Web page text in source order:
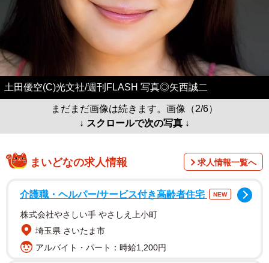
土田優空(C)光文社/週刊FLASH 写真◎矢西誠二
まだまだ画像は続きます。画像（2/6）
↓ スクロールで次の写真 ↓
まいどなの求人情報 求人情報一覧へ
介護職・ヘルパー/サービス付き高齢者住宅 NEW
株式会社やさしい手 やさしえ上小町
埼玉県 さいたま市
アルバイト・パート：時給1,200円